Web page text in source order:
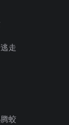
走
蛟